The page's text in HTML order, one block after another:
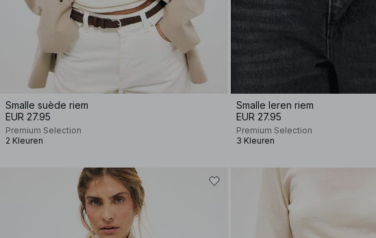
Smalle suède riem
EUR 27.95
Premium Selection
2 Kleuren
Smalle leren riem
EUR 27.95
Premium Selection
3 Kleuren